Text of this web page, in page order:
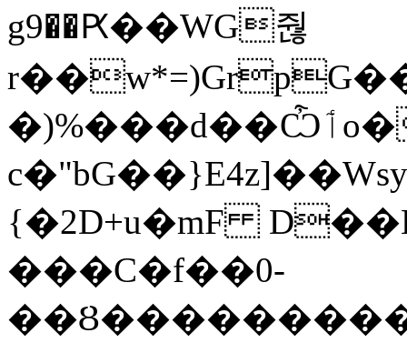
g9��Ԗ��WG줞
�)%���d��Ѽٲo��>FJ�
{�2D+u�mF
���C�f��0-